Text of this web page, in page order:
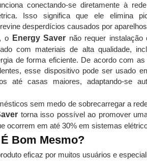
conectando-se diretamente à
Isso significa que ele elimina
desperdícios causados por
o Energy Saver não requer
com materiais de alta qualidade,
de forma eficiente. De acordo com
esse dispositivo pode ser usado
até casas maiores, adaptando-se
sem medo de sobrecarregar a
torna isso possível ao promover
ocorrem em até 30% em sistemas
Bom Mesmo?
eficaz por muitos usuários e